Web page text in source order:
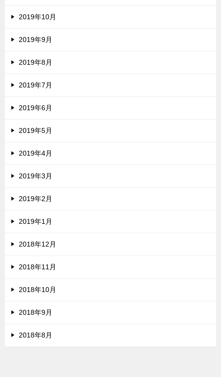
2019年10月
2019年9月
2019年8月
2019年7月
2019年6月
2019年5月
2019年4月
2019年3月
2019年2月
2019年1月
2018年12月
2018年11月
2018年10月
2018年9月
2018年8月